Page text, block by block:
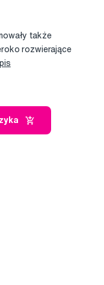
także
rozwierające